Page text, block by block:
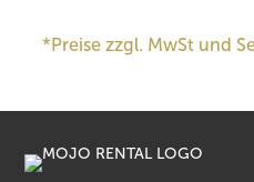
*Preise zzgl. MwSt und